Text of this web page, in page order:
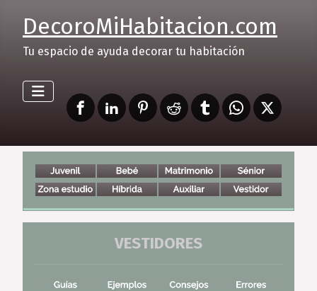
DecoroMiHabitacion.com
Tu espacio de ayuda decorar tu habitación
VESTIDORES